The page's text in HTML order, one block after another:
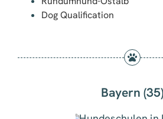
Dog Qualification
Bayern (35)